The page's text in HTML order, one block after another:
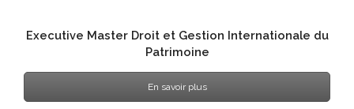
Executive Master Droit et Gestion Internationale du
Patrimoine
En savoir plus